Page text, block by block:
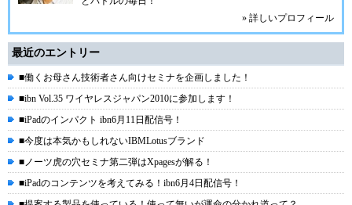
» 詳しいプロフィール
最近のエントリー
■働くお母さん技術者さん向けセミナを企画しました！
■ibn Vol.35 ワイヤレスジャパン2010に参加します！
■iPadのインパクト ibn6月11日配信号！
■今度は本気かもしれないIBMLotusブランド
■ノーツ虎の穴セミナ第二弾はXpagesが解る！
■iPadのコンテンツを考えてみる！ibn6月4日配信号！